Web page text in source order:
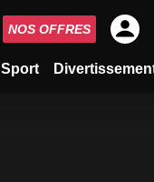
Sport
NOS OFFRES